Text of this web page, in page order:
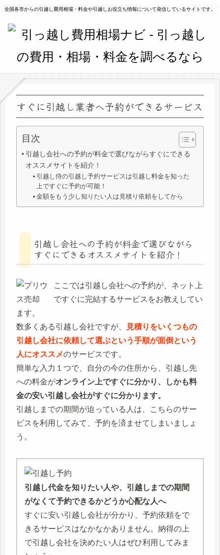
全国各市からの引越し費用相場・料金や引越しお役立ち情報について発信しているサイトです。
すぐに引越し業者へ予約ができるサービス
目次
引越し会社への予約が料金で選びながらすぐにできる
オススメサイトを紹介！
引越し侍の引越し予約サービスは引越し料金を知った
上ですぐに予約が可能！
金額をもう少し知りたい人は見積り依頼をしてから
引越し会社への予約が料金で選びながら
すぐにできるオススメサイトを紹介！
ここでは引越し会社への予約が、ネット上
ですぐに完結するサービスをお教えしてい
ます。
数多くある引越し会社ですが、
見積りをいくつもの
引越し会社に依頼して選ぶという手順が面倒という
人にオススメのサービスです。
簡単な入力１つで、自分の今の住所から、引越し先
への料金がオンライン上ですぐに分かり、しかも料
金の安い引越し会社がすぐに分かります。
引越しまでの期間が迫っている人は、こちらのサー
ビスを利用してみて、予約を済ませてしまいましょ
う。
引越し代金を知りたい人や、引越しまでの期間
がなくて予約できるかどうか心配な人へ
すぐに安い引越し会社が分かり、予約依頼をで
きるサービスはなかなかありません。納得の上
で引越し会社を決めたい人はぜひ利用してみま